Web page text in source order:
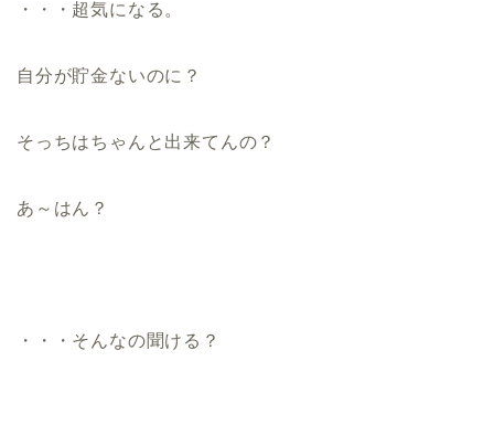
・・・超気になる。
自分が貯金ないのに？
そっちはちゃんと出来てんの？
あ～はん？
・・・そんなの聞ける？